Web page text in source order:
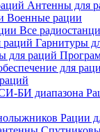
Антенны для
Военные рации
Все
Гарнитуры
Рации